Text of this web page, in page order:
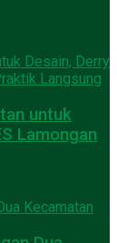
untuk
Lamongan